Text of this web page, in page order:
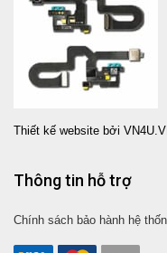
Thiết kế website bởi
Thông tin hỗ trợ
Chính sách bảo hành hệ